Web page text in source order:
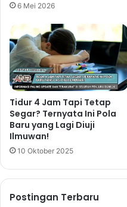
6 Mei 2026
Tidur 4 Jam Tapi Tetap
Segar? Ternyata Ini Pola
Baru yang Lagi Diuji
Ilmuwan!
10 Oktober 2025
Postingan Terbaru